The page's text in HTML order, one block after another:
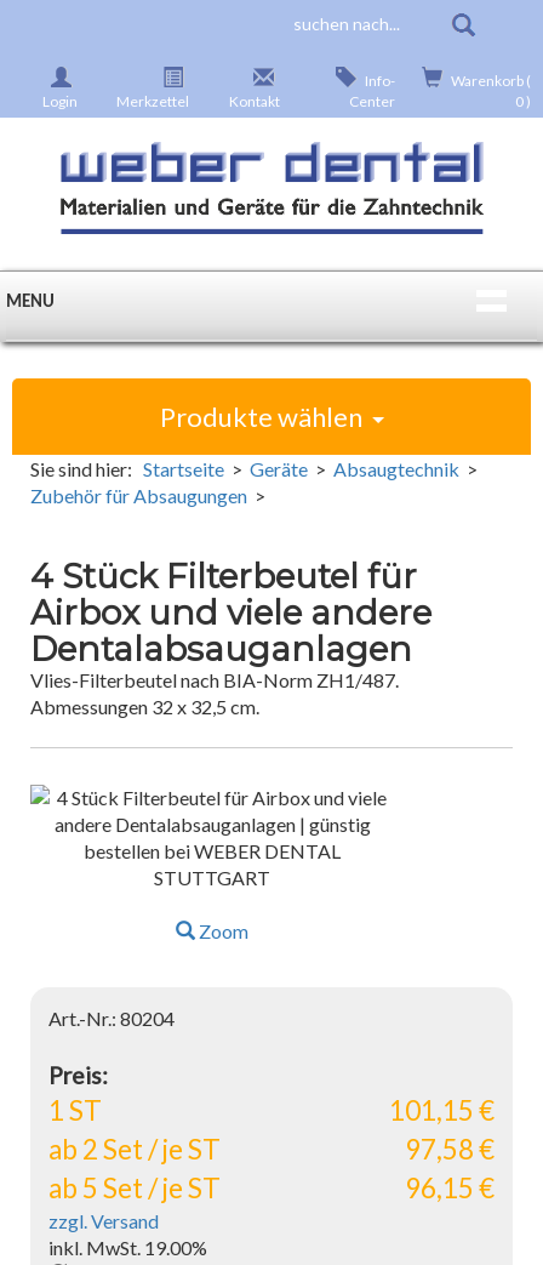
Login Merkzettel Kontakt
Info-
Center
Warenkorb (
0 )
MENU
Produkte wählen
Sie sind hier: Startseite > Geräte > Absaugtechnik >
Zubehör für Absaugungen >
4 Stück Filterbeutel für
Airbox und viele andere
Dentalabsauganlagen
Vlies-Filterbeutel nach BIA-Norm ZH1/487.
Abmessungen 32 x 32,5 cm.
Zoom
Art.-Nr.: 80204
Preis:
1 ST
101,15 €
ab 2 Set / je ST
97,58 €
ab 5 Set / je ST
96,15 €
zzgl. Versand
inkl. MwSt. 19.00%